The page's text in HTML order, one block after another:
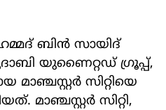
ബിന്‍ സായിദ്
യുണൈറ്റഡ് ഗ്രൂപ്പ്,
സിറ്റിയെ
മാഞ്ചസ്റ്റര്‍ സിറ്റി,